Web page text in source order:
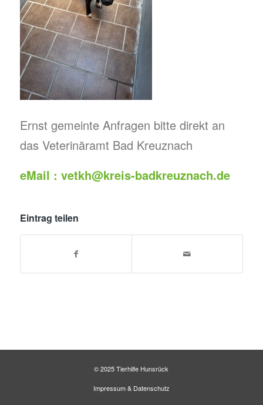
Ernst gemeinte Anfragen bitte direkt an
das Veterinäramt Bad Kreuznach
eMail : vetkh@kreis-badkreuznach.de
Eintrag teilen
© 2025 Tierhilfe Hunsrück
Impressum& Datenschutz